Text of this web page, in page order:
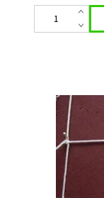
Uzlová ochranná
športoviská, do
Oko: 40 mm x 40